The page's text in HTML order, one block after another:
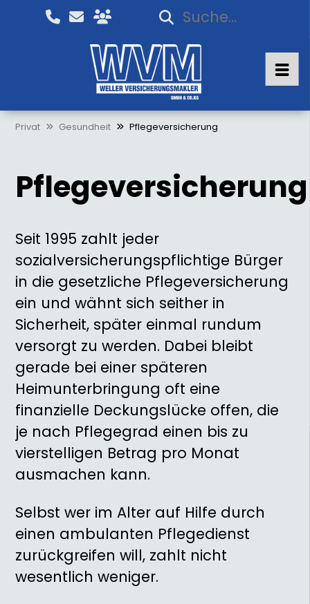
Privat Gesundheit Pflegeversicherung
Pflegeversicherung
Seit 1995 zahlt jeder
sozialversicherungspflichtige Bürger
in die gesetzliche Pflegeversicherung
ein und wähnt sich seither in
Sicherheit, später einmal rundum
versorgt zu werden. Dabei bleibt
gerade bei einer späteren
Heimunterbringung oft eine
finanzielle Deckungslücke offen, die
je nach Pflegegrad einen bis zu
vierstelligen Betrag pro Monat
ausmachen kann.
Selbst wer im Alter auf Hilfe durch
einen ambulanten Pflegedienst
zurückgreifen will, zahlt nicht
wesentlich weniger.